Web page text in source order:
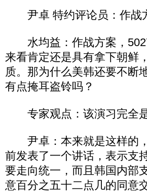
尹卓 特约评论员：作战
水均益：作战方案，
来看肯定还是具有拿下朝鲜
质。那为什么美韩还要不断
有点掩耳盗铃吗？
专家观点：该演习完全
尹卓：本来就是这样的，
前发表了一个讲话，表示支
要走向统一，而且韩国内部
意百分之五十二点几的同意